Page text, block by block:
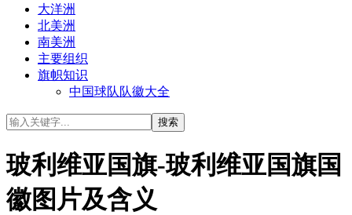
大洋洲
北美洲
南美洲
主要组织
旗帜知识
中国球队队徽大全
玻利维亚国旗-玻利维亚国旗国
徽图片及含义